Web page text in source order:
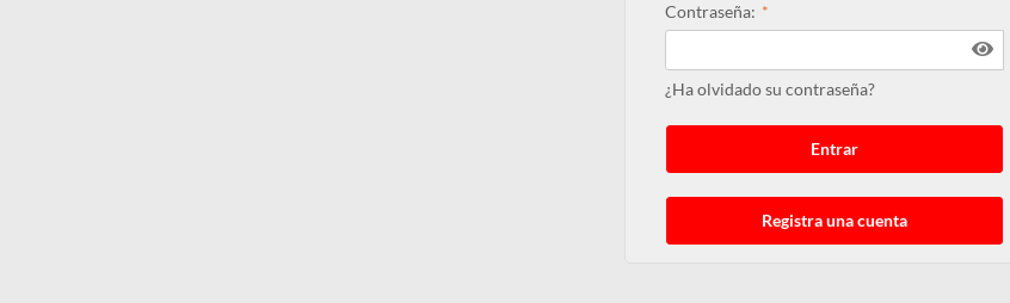
Contraseña:
¿Ha olvidado su contraseña?
Entrar
Registra una cuenta